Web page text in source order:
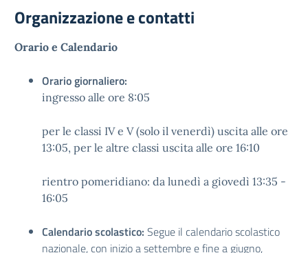
Organizzazione e contatti
Orario e Calendario
Orario giornaliero:
ingresso alle ore 8:05
per le classi IV e V (solo il venerdì) uscita alle ore
13:05, per le altre classi uscita alle ore 16:10
rientro pomeridiano: da lunedì a giovedì 13:35 -
16:05
Calendario scolastico: Segue il calendario scolastico
nazionale, con inizio a settembre e fine a giugno,